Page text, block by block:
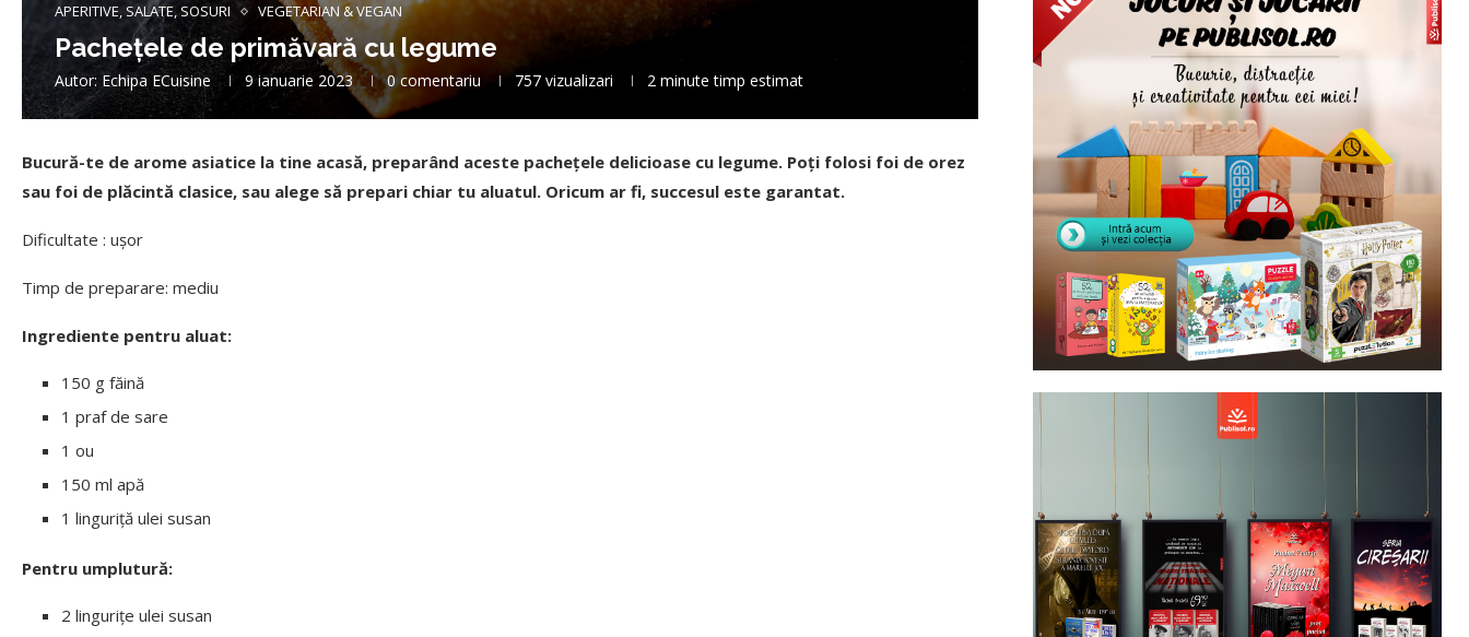
APERITIVE, SALATE, SOSURI VEGETARIAN & VEGAN
Pachețele de primăvară cu legume
Autor: Echipa ECuisine 9 ianuarie 2023 0 comentariu 757 vizualizari 2 minute timp estimat
Bucură-te de arome asiatice la tine acasă, preparând aceste pachețele delicioase cu legume. Poți folosi foi de orez
sau foi de plăcintă clasice, sau alege să prepari chiar tu aluatul. Oricum ar fi, succesul este garantat.
Dificultate : ușor
Timp de preparare: mediu
Ingrediente pentru aluat:
150 g făină
1 praf de sare
1 ou
150 ml apă
1 linguriță ulei susan
Pentru umplutură:
2 lingurițe ulei susan